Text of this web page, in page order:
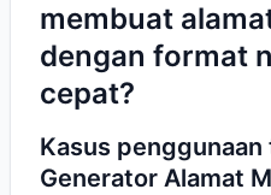
membuat
dengan format
cepat?
Kasus
Generator Alamat